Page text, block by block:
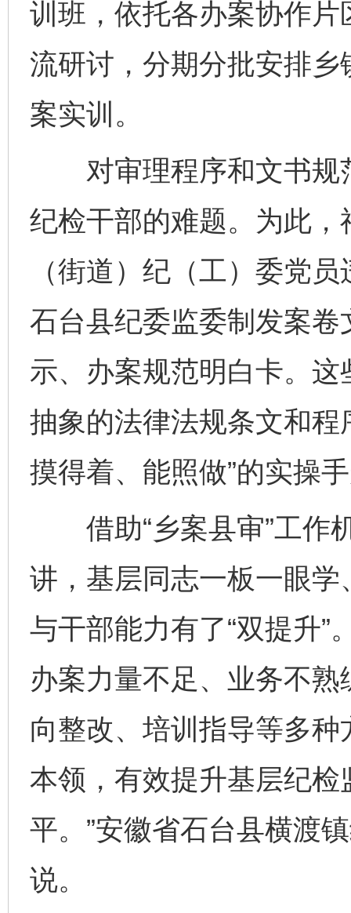
训班，依托各办案协作片
流研讨，分期分批安排
案实训。
对审理程序和文书规
纪检干部的难题。为此
（街道）纪（工）委党
石台县纪委监委制发案
示、办案规范明白卡。
抽象的法律法规条文和程
摸得着、能照做”的实操
借助“乡案县审”工作
讲，基层同志一板一眼
与干部能力有了“双提升”
办案力量不足、业务不
向整改、培训指导等多
本领，有效提升基层纪
平。”安徽省石台县横渡
说。
千年窑火 生生不息
揭开“小金库”的免责幌子